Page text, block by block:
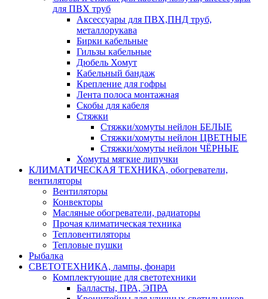
для ПВХ труб
Аксессуары для ПВХ,ПНД труб,
металлорукава
Бирки кабельные
Гильзы кабельные
Дюбель Хомут
Кабельный бандаж
Крепление для гофры
Лента полоса монтажная
Скобы для кабеля
Стяжки
Стяжки/хомуты нейлон БЕЛЫЕ
Стяжки/хомуты нейлон ЦВЕТНЫЕ
Стяжки/хомуты нейлон ЧЁРНЫЕ
Хомуты мягкие липучки
КЛИМАТИЧЕСКАЯ ТЕХНИКА, обогреватели,
вентиляторы
Вентиляторы
Конвекторы
Масляные обогреватели, радиаторы
Прочая климатическая техника
Тепловентиляторы
Тепловые пушки
Рыбалка
СВЕТОТЕХНИКА, лампы, фонари
Комплектующие для светотехники
Балласты, ПРА, ЭПРА